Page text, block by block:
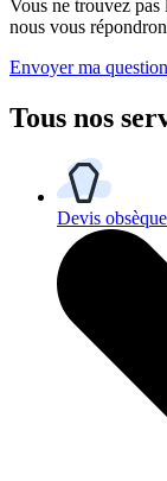
Vous ne trouvez pas
nous vous
Envoyer ma question
Tous nos
Devis